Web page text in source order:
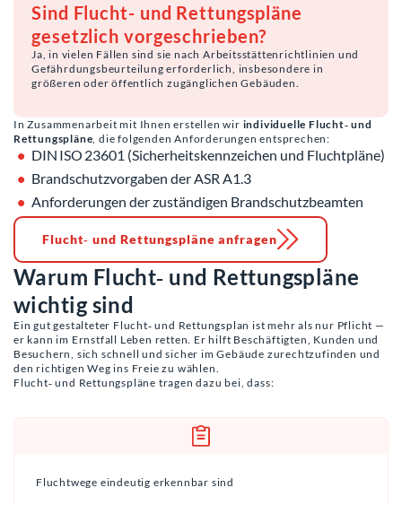
Sind Flucht- und Rettungspläne
gesetzlich vorgeschrieben?
Ja, in vielen Fällen sind sie nach Arbeitsstättenrichtlinien und
Gefährdungsbeurteilung erforderlich, insbesondere in
größeren oder öffentlich zugänglichen Gebäuden.
In Zusammenarbeit mit Ihnen erstellen wir individuelle Flucht‑ und
Rettungspläne , die folgenden Anforderungen entsprechen:
DIN ISO 23601 (Sicherheitskennzeichen und Fluchtpläne)
Brandschutzvorgaben der ASR A1.3
Anforderungen der zuständigen Brandschutzbeamten
Flucht‑ und Rettungspläne anfragen
Warum Flucht‑ und Rettungspläne
wichtig sind
Ein gut gestalteter Flucht‑ und Rettungsplan ist mehr als nur Pflicht —
er kann im Ernstfall Leben retten. Er hilft Beschäftigten, Kunden und
Besuchern, sich schnell und sicher im Gebäude zurechtzufinden und
den richtigen Weg ins Freie zu wählen.
Flucht‑ und Rettungspläne tragen dazu bei, dass:
Fluchtwege eindeutig erkennbar sind